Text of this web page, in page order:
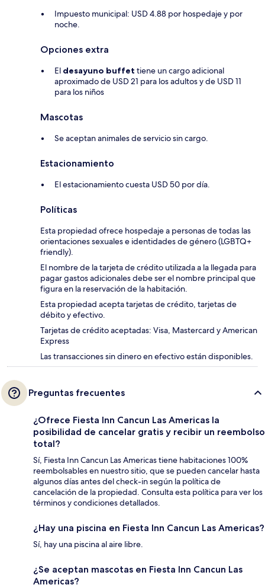
Impuesto municipal: USD 4.88 por hospedaje y por
noche.
Opciones extra
El desayuno buffet tiene un cargo adicional
aproximado de USD 21 para los adultos y de USD 11
para los niños
Mascotas
Se aceptan animales de servicio sin cargo.
Estacionamiento
El estacionamiento cuesta USD 50 por día.
Políticas
Esta propiedad ofrece hospedaje a personas de todas las
orientaciones sexuales e identidades de género (LGBTQ+
friendly).
El nombre de la tarjeta de crédito utilizada a la llegada para
pagar gastos adicionales debe ser el nombre principal que
figura en la reservación de la habitación.
Esta propiedad acepta tarjetas de crédito, tarjetas de
débito y efectivo.
Tarjetas de crédito aceptadas: Visa, Mastercard y American
Express
Las transacciones sin dinero en efectivo están disponibles.
Preguntas frecuentes
¿Ofrece Fiesta Inn Cancun Las Americas la
posibilidad de cancelar gratis y recibir un reembolso
total?
Sí, Fiesta Inn Cancun Las Americas tiene habitaciones 100%
reembolsables en nuestro sitio, que se pueden cancelar hasta
algunos días antes del check-in según la política de
cancelación de la propiedad. Consulta esta política para ver los
términos y condiciones detallados.
¿Hay una piscina en Fiesta Inn Cancun Las Americas?
Sí, hay una piscina al aire libre.
¿Se aceptan mascotas en Fiesta Inn Cancun Las
Americas?